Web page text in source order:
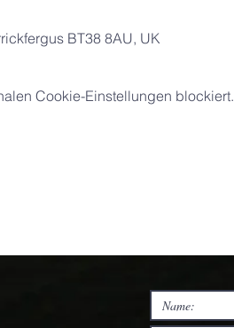
BT38 8AU, UK
Cookie-Einstellungen blockiert.